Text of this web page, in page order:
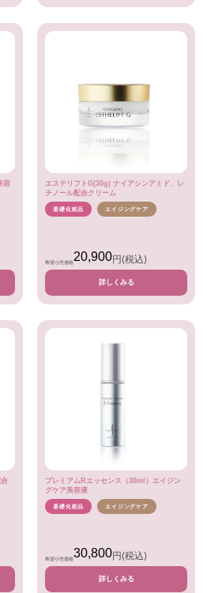
容
エステリフトG(30g) ナイアシンアミド、レ
チノール配合クリーム
基礎化粧品 エイジングケア
希望小売価格20,900円(税込)
詳しくみる
プレミアムRエッセンス（30ml）エイジン
グケア美容液
基礎化粧品 エイジングケア
希望小売価格30,800円(税込)
詳しくみる